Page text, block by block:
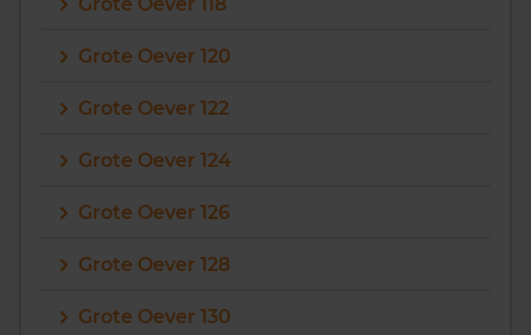
Grote Oever 120
Grote Oever 122
Grote Oever 124
Grote Oever 126
Grote Oever 128
Grote Oever 130